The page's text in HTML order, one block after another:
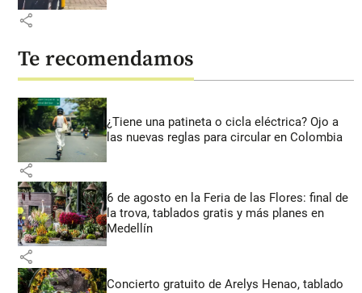
share
Te recomendamos
¿Tiene una patineta o cicla eléctrica? Ojo a
las nuevas reglas para circular en Colombia
share
6 de agosto en la Feria de las Flores: final de
la trova, tablados gratis y más planes en
Medellín
share
Concierto gratuito de Arelys Henao, tablado